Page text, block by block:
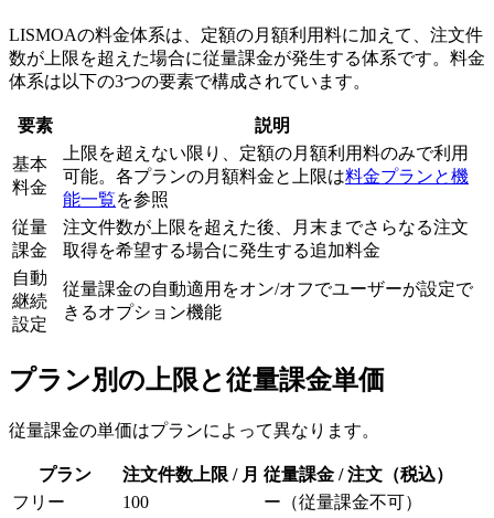
LISMOAの料金体系は、定額の月額利用料に加えて、注文件
数が上限を超えた場合に従量課金が発生する体系です。料金
体系は以下の3つの要素で構成されています。
要素 説明
基本
料金
上限を超えない限り、定額の月額利用料のみで利用
可能。各プランの月額料金と上限は料金プランと機
能一覧を参照
従量
課金
注文件数が上限を超えた後、月末までさらなる注文
取得を希望する場合に発生する追加料金
自動
継続
設定
従量課金の自動適用をオン/オフでユーザーが設定で
きるオプション機能
プラン別の上限と従量課金単価
従量課金の単価はプランによって異なります。
プラン 注文件数上限 / 月 従量課金 / 注文（税込）
フリー
100
ー（従量課金不可）